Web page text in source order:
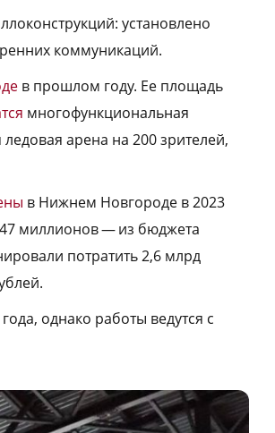
установлено
коммуникаций.
в прошлом году. Ее площадь
многофункциональная
арена на 200 зрителей,
в Нижнем Новгороде в 2023
миллионов — из бюджета
потратить 2,6 млрд
однако работы ведутся с